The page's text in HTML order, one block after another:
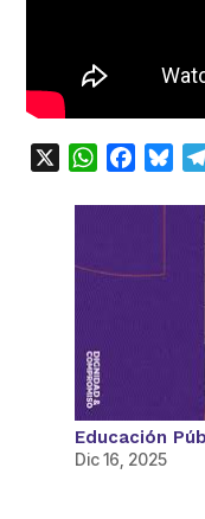
WhatsApp
Educación
Dic 16, 2025